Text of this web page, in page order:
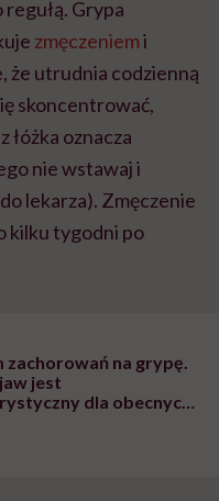
Grypa
zmęczeniemi
że utrudnia codzienną
skoncentrować,
łóżka oznacza
nie wstawaj i
lekarza). Zmęczenie
kilku tygodni po
zachorowań na grypę.
jest
dla obecnych